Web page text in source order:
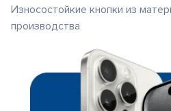
Износостойкие кнопки из
производства